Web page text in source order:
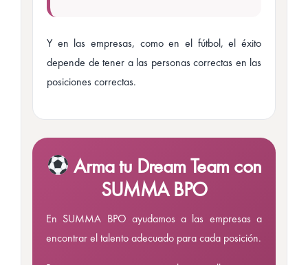
Y en las empresas, como en el fútbol, el éxito
depende de tener a las personas correctas en las
posiciones correctas.
Arma tu Dream Team con
SUMMA BPO
En SUMMA BPO ayudamos a las empresas a
encontrar el talento adecuado para cada posición.